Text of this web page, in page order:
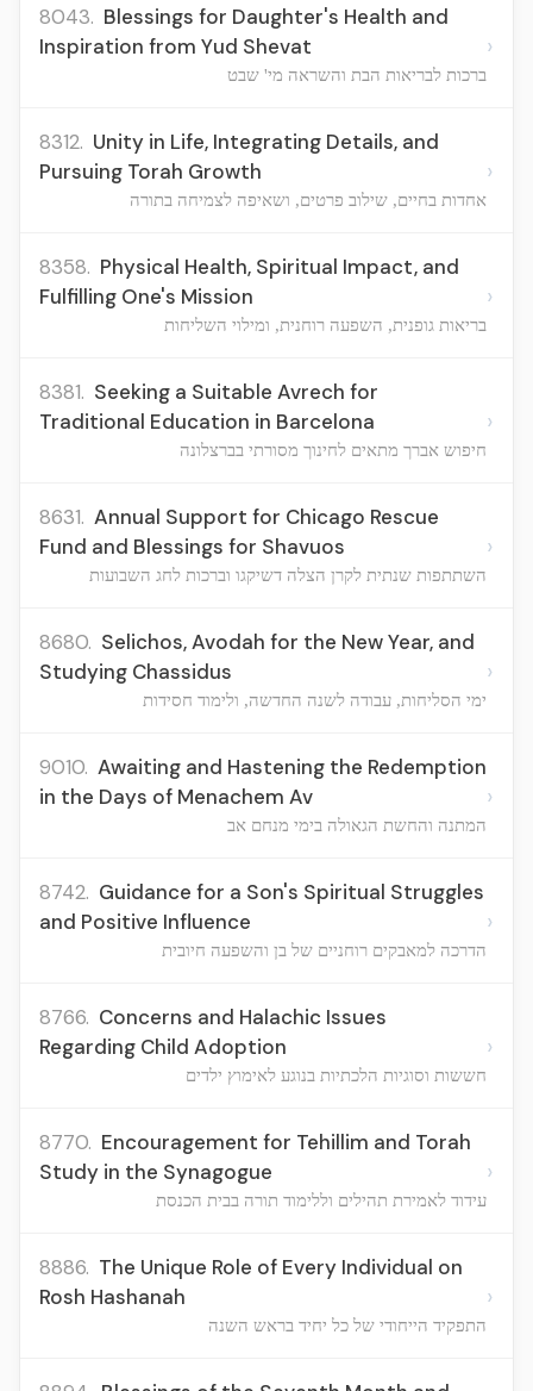
8043. Blessings for Daughter's Health and
Inspiration from Yud Shevat
ברכות לבריאות הבת והשראה מי' שבט
›
8312. Unity in Life, Integrating Details, and
Pursuing Torah Growth
אחדות בחיים, שילוב פרטים, ושאיפה לצמיחה בתורה
›
8358. Physical Health, Spiritual Impact, and
Fulfilling One's Mission
בריאות גופנית, השפעה רוחנית, ומילוי השליחות
›
8381. Seeking a Suitable Avrech for
Traditional Education in Barcelona
חיפוש אברך מתאים לחינוך מסורתי בברצלונה
›
8631. Annual Support for Chicago Rescue
Fund and Blessings for Shavuos
השתתפות שנתית לקרן הצלה דשיקגו וברכות לחג השבועות
›
8680. Selichos, Avodah for the New Year, and
Studying Chassidus
ימי הסליחות, עבודה לשנה החדשה, ולימוד חסידות
›
9010. Awaiting and Hastening the Redemption
in the Days of Menachem Av
המתנה והחשת הגאולה בימי מנחם אב
›
8742. Guidance for a Son's Spiritual Struggles
and Positive Influence
הדרכה למאבקים רוחניים של בן והשפעה חיובית
›
8766. Concerns and Halachic Issues
Regarding Child Adoption
חששות וסוגיות הלכתיות בנוגע לאימוץ ילדים
›
8770. Encouragement for Tehillim and Torah
Study in the Synagogue
עידוד לאמירת תהילים וללימוד תורה בבית הכנסת
›
8886. The Unique Role of Every Individual on
Rosh Hashanah
התפקיד הייחודי של כל יחיד בראש השנה
›